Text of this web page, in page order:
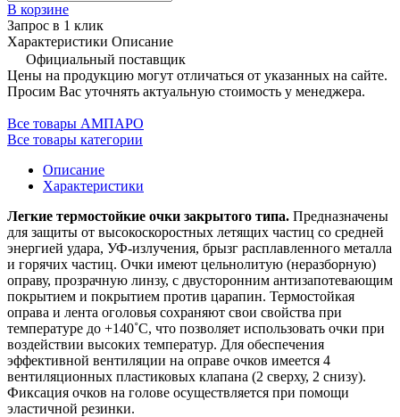
В корзине
Запрос в 1 клик
Характеристики Описание
Официальный поставщик
Цены на продукцию могут отличаться от указанных на сайте.
Просим Вас уточнять актуальную стоимость у менеджера.
Все товары АМПАРО
Все товары категории
Описание
Характеристики
Легкие термостойкие очки закрытого типа. Предназначены
для защиты от высокоскоростных летящих частиц со средней
энергией удара, УФ-излучения, брызг расплавленного металла
и горячих частиц. Очки имеют цельнолитую (неразборную)
оправу, прозрачную линзу, с двусторонним антизапотевающим
покрытием и покрытием против царапин. Термостойкая
оправа и лента оголовья сохраняют свои свойства при
температуре до +140˚С, что позволяет использовать очки при
воздействии высоких температур. Для обеспечения
эффективной вентиляции на оправе очков имеется 4
вентиляционных пластиковых клапана (2 сверху, 2 снизу).
Фиксация очков на голове осуществляется при помощи
эластичной резинки.